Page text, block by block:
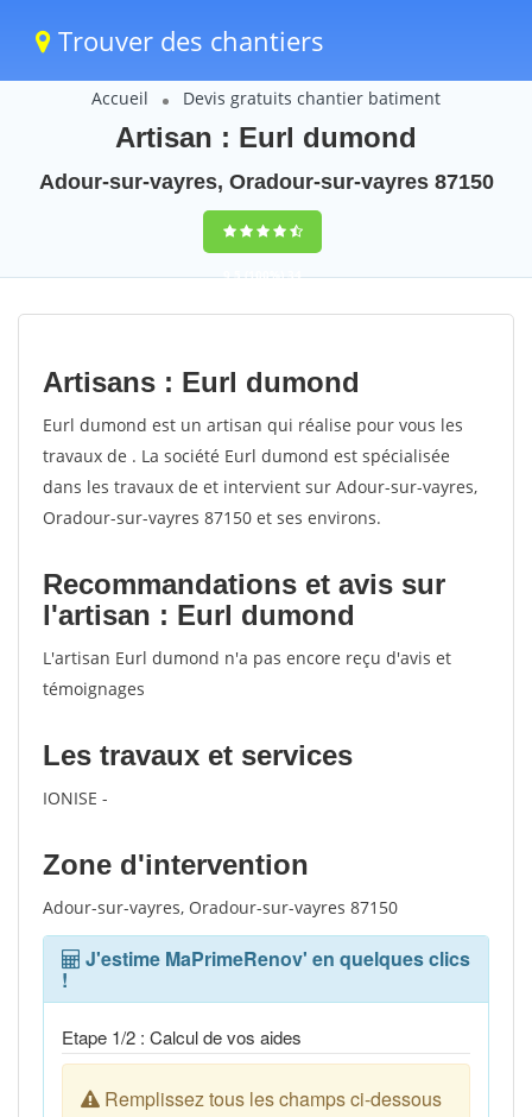
Trouver des chantiers
Accueil Devis gratuits chantier batiment
Artisan : Eurl dumond
Adour-sur-vayres, Oradour-sur-vayres 87150
9,5(100%)34
votes
Artisans : Eurl dumond
Eurl dumond est un artisan qui réalise pour vous les
travaux de . La société Eurl dumond est spécialisée
dans les travaux de et intervient sur Adour-sur-vayres,
Oradour-sur-vayres 87150 et ses environs.
Recommandations et avis sur
l'artisan : Eurl dumond
L'artisan Eurl dumond n'a pas encore reçu d'avis et
témoignages
Les travaux et services
IONISE -
Zone d'intervention
Adour-sur-vayres, Oradour-sur-vayres 87150